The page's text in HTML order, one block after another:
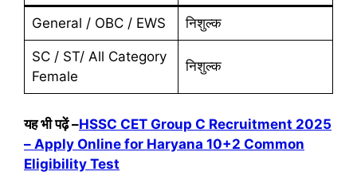
General / OBC / EWS निशुल्क
SC / ST/ All Category
Female
निशुल्क
यह भी पढ़ें –HSSC CET Group C Recruitment 2025
– Apply Online for Haryana 10+2 Common
Eligibility Test